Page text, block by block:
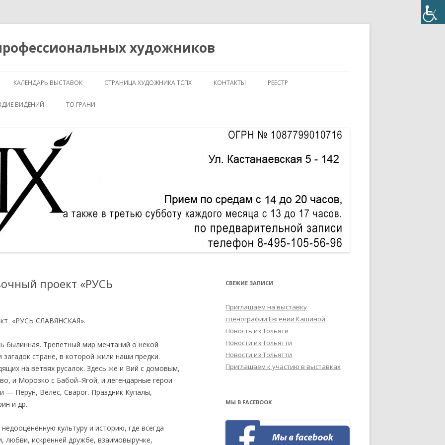
художников
к
содержимому
КАЛЕНДАРЬ ВЫСТАВОК СТРАНИЦА ХУДОЖНИКА ТСПХ КОНТАКТЫ РЕЕСТР
АККРЕДИТОВАННЫЙ ЭКСПЕРТ
ВИДЕНИЙ ТО ГРАНИ
проект «РУСЬ
«РУСЬ СЛАВЯНСКАЯ».
былинная. Трепетный мир мечтаний о некой
стране, в которой жили наши предки.
на ветвях русалок. Здесь же и Вий с домовым,
и Морозко с Бабой–Ягой, и легендарные герои
Перун, Велес, Сварог. Праздник Купалы,
и др.
культуру и историю, где всегда
любви, искренней дружбе, взаимовыручке,
СВЕЖИЕ ЗАПИСИ
Приглашаем на выставку
сценографии Евгении Кашиной
Новость из Тольяти
Новости из Тольятти
Новости из Тольятти
Приглашаем к участию в выставках
МЫ В FACEBOOK